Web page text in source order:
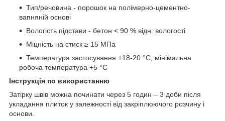
Тип/речовина - порошок на полімерно-цементно-
вапняній основі
Вологість підстави - бетон < 90 % відн. вологості
Міцність на стиск ≥ 15 МПа
Температура застосування +18-20 °C, мінімальна
робоча температура +5 °C
Інструкція по використанню
Затірку швів можна починати через 5 годин – 3 доби після
укладання плиток у залежності від закріплюючого розчину і
основи.